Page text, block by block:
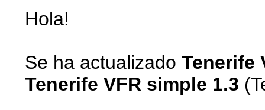
Hola!
Se ha actualizadoTenerife
Tenerife VFR simple 1.3